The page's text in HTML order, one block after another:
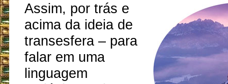
Assim, por trás e
acima da ideia de
transesfera – para
falar em uma
linguagem